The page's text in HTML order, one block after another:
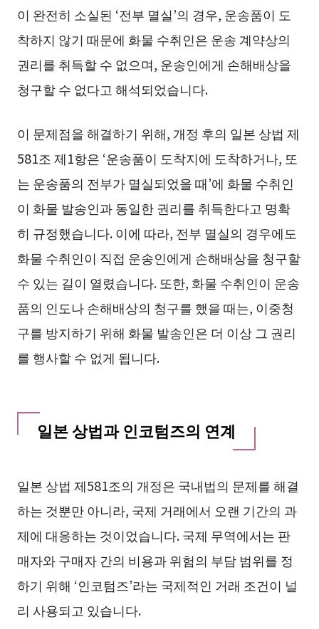
이 완전히 소실된 ‘전부 멸실’의 경우, 운송품이 도
착하지 않기 때문에 화물 수취인은 운송 계약상의
권리를 취득할 수 없으며, 운송인에게 손해배상을
청구할 수 없다고 해석되었습니다.
이 문제점을 해결하기 위해, 개정 후의 일본 상법 제
581조 제1항은 ‘운송품이 도착지에 도착하거나, 또
는 운송품의 전부가 멸실되었을 때’에 화물 수취인
이 화물 발송인과 동일한 권리를 취득한다고 명확
히 규정했습니다. 이에 따라, 전부 멸실의 경우에도
화물 수취인이 직접 운송인에게 손해배상을 청구할
수 있는 길이 열렸습니다. 또한, 화물 수취인이 운송
품의 인도나 손해배상의 청구를 했을 때는, 이중청
구를 방지하기 위해 화물 발송인은 더 이상 그 권리
를 행사할 수 없게 됩니다.
일본 상법과 인코텀즈의 연계
일본 상법 제581조의 개정은 국내법의 문제를 해결
하는 것뿐만 아니라, 국제 거래에서 오랜 기간의 과
제에 대응하는 것이었습니다. 국제 무역에서는 판
매자와 구매자 간의 비용과 위험의 부담 범위를 정
하기 위해 ‘인코텀즈’라는 국제적인 거래 조건이 널
리 사용되고 있습니다.